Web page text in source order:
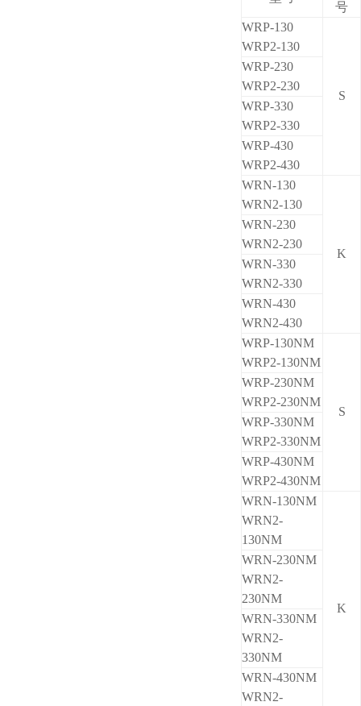
号
WRP-130
WRP2-130
S
WRP-230
WRP2-230
WRP-330
WRP2-330
WRP-430
WRP2-430
WRN-130
WRN2-130
K
WRN-230
WRN2-230
WRN-330
WRN2-330
WRN-430
WRN2-430
WRP-130NM
WRP2-130NM
S
WRP-230NM
WRP2-230NM
WRP-330NM
WRP2-330NM
WRP-430NM
WRP2-430NM
WRN-130NM
WRN2-
130NM
K
WRN-230NM
WRN2-
230NM
WRN-330NM
WRN2-
330NM
WRN-430NM
WRN2-